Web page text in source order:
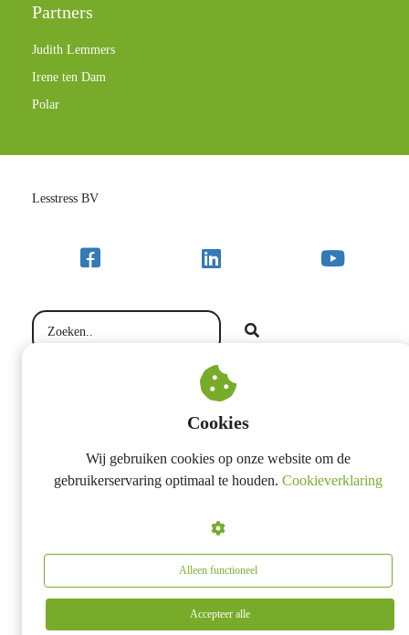
Partners
Judith Lemmers
Irene ten Dam
Polar
Lesstress BV
Cookies
Wij gebruiken cookies op onze website om de
gebruikerservaring optimaal te houden. Cookieverklaring
Alleen functioneel
Accepteer alle